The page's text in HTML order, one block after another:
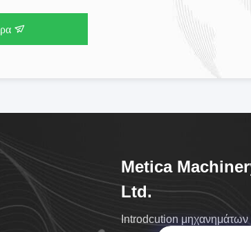
Metica
Ltd.
Introdcution μηχανημάτων